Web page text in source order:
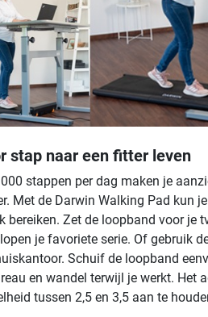
stap naar een fitter leven
stappen per dag maken je
Met de Darwin Walking Pad kun
bereiken. Zet de loopband voor je
je favoriete serie. Of gebruik
Schuif de loopband
en wandel terwijl je werkt. Het
tussen 2,5 en 3,5 aan te